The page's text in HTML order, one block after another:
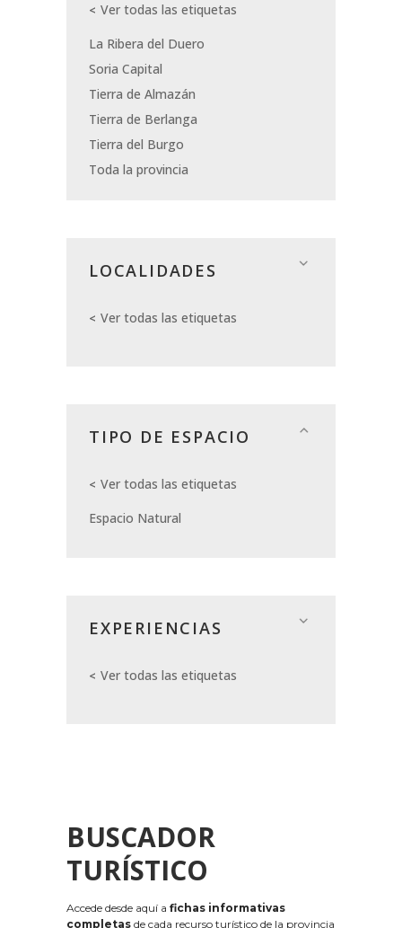
Ver todas las etiquetas
La Ribera del Duero
Soria Capital
Tierra de Almazán
Tierra de Berlanga
Tierra del Burgo
Toda la provincia
LOCALIDADES
Ver todas las etiquetas
TIPO DE ESPACIO
Ver todas las etiquetas
Espacio Natural
EXPERIENCIAS
Ver todas las etiquetas
BUSCADOR
TURÍSTICO
Accede desde aquí a fichas informativas
completas de cada recurso turístico de la provincia